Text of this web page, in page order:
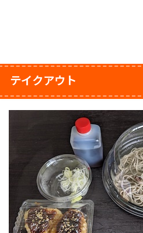
テイクアウト